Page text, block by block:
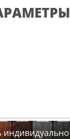
индивидуально